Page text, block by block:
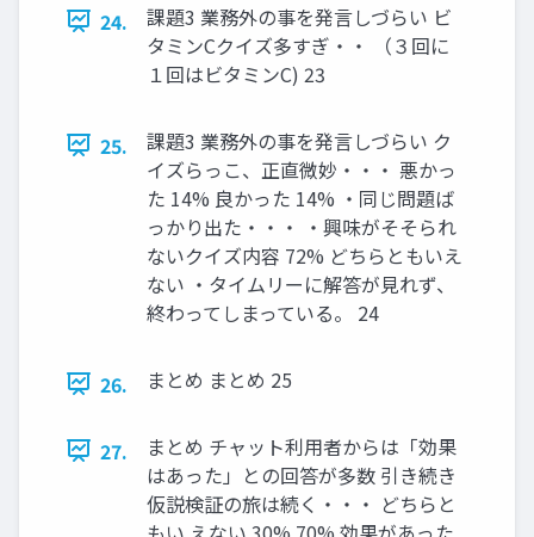
24.
課題3 業務外の事を発言しづらい ビ
タミンCクイズ多すぎ・・ （３回に
１回はビタミンC) 23
25.
課題3 業務外の事を発言しづらい ク
イズらっこ、正直微妙・・・ 悪かっ
た 14% 良かった 14% ・同じ問題ば
っかり出た・・・ ・興味がそそられ
ないクイズ内容 72% どちらともいえ
ない ・タイムリーに解答が見れず、
終わってしまっている。 24
26. まとめ まとめ 25
27.
まとめ チャット利用者からは「効果
はあった」との回答が多数 引き続き
仮説検証の旅は続く・・・ どちらと